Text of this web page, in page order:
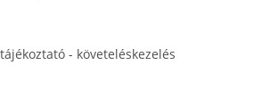
- követeléskezelés